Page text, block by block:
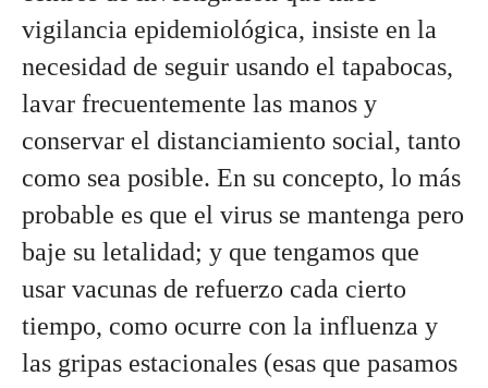
vigilancia epidemiológica, insiste en la
necesidad de seguir usando el tapabocas,
lavar frecuentemente las manos y
conservar el distanciamiento social, tanto
como sea posible. En su concepto, lo más
probable es que el virus se mantenga pero
baje su letalidad; y que tengamos que
usar vacunas de refuerzo cada cierto
tiempo, como ocurre con la influenza y
las gripas estacionales (esas que pasamos